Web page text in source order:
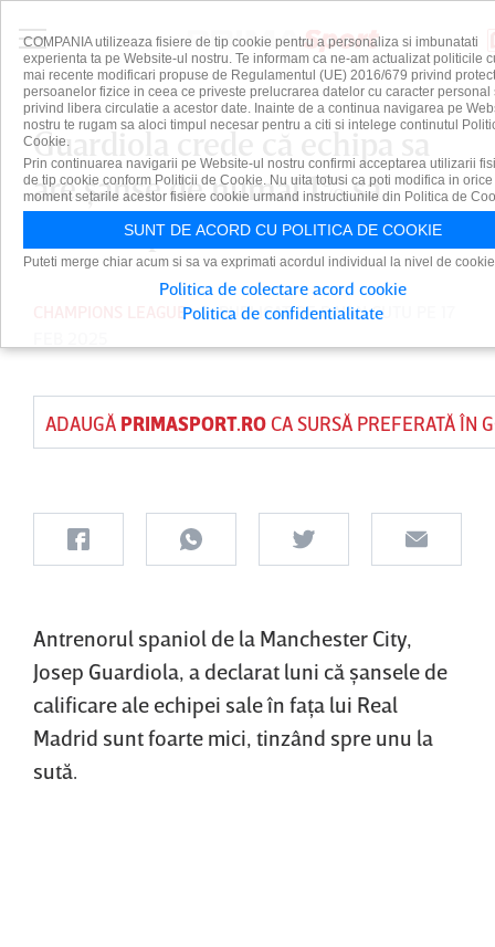
Guardiola crede că echipa sa
are şanse de numai 1% să
elimine pe Real Madrid
CHAMPIONS LEAGUE PUBLICAT DEDAIAN CUTU
ADAUGĂ PRIMASPORT.ROCA SURSĂ PREFERATĂ ÎN
Antrenorul spaniol de la Manchester City,
Josep Guardiola, a declarat luni că şansele de
calificare ale echipei sale în faţa lui Real
Madrid sunt foarte mici, tinzând spre unu la
sută.
COMPANIA utilizeaza fisiere de tip cookie pentru a personaliza si imbunatati
experienta ta pe Website-ul nostru. Te informam ca ne-am actualizat politicile
mai recente modificari propuse de Regulamentul (UE) 2016/679 privind
persoanelor fizice in ceea ce priveste prelucrarea datelor cu caracter personal
privind libera circulatie a acestor date. Inainte de a continua navigarea pe
nostru te rugam sa aloci timpul necesar pentru a citi si intelege continutul
Cookie.
Prin continuarea navigarii pe Website-ul nostru confirmi acceptarea utilizarii
de tip cookie conform Politicii de Cookie. Nu uita totusi ca poti modifica in orice
moment setarile acestor fisiere cookie urmand instructiunile din Politica de
SUNT DE ACORD CU POLITICA DE COOKIE
Puteti merge chiar acum si sa va exprimati acordul individual la nivel de
Politica de colectare acord cookie
Politica de confidentialitate